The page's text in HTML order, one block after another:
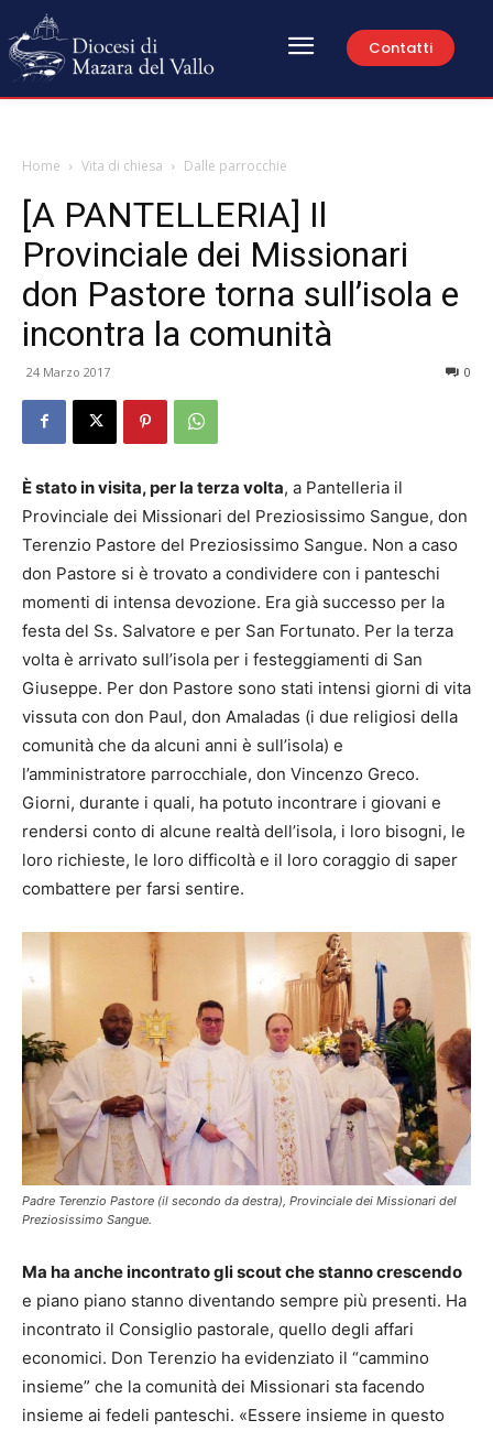
Contatti
Home Vita di chiesa Dalle parrocchie
[A PANTELLERIA] Il
Provinciale dei Missionari
don Pastore torna sull’isola e
incontra la comunità
24 Marzo 2017 0
È stato in visita, per la terza volta, a Pantelleria il
Provinciale dei Missionari del Preziosissimo Sangue, don
Terenzio Pastore del Preziosissimo Sangue. Non a caso
don Pastore si è trovato a condividere con i panteschi
momenti di intensa devozione. Era già successo per la
festa del Ss. Salvatore e per San Fortunato. Per la terza
volta è arrivato sull’isola per i festeggiamenti di San
Giuseppe. Per don Pastore sono stati intensi giorni di vita
vissuta con don Paul, don Amaladas (i due religiosi della
comunità che da alcuni anni è sull’isola) e
l’amministratore parrocchiale, don Vincenzo Greco.
Giorni, durante i quali, ha potuto incontrare i giovani e
rendersi conto di alcune realtà dell’isola, i loro bisogni, le
loro richieste, le loro difficoltà e il loro coraggio di saper
combattere per farsi sentire.
Padre Terenzio Pastore (il secondo da destra), Provinciale dei Missionari del
Preziosissimo Sangue.
Ma ha anche incontrato gli scout che stanno crescendo
e piano piano stanno diventando sempre più presenti. Ha
incontrato il Consiglio pastorale, quello degli affari
economici. Don Terenzio ha evidenziato il “cammino
insieme” che la comunità dei Missionari sta facendo
insieme ai fedeli panteschi. «Essere insieme in questo